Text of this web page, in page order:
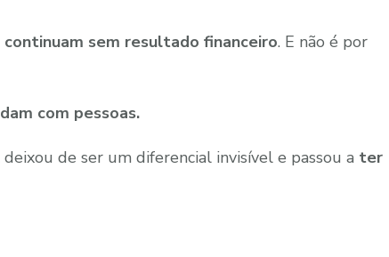
continuam sem resultado financeiro. E não é por
com pessoas.
de ser um diferencial invisível e passou a ter